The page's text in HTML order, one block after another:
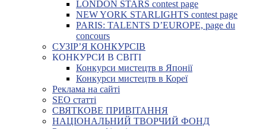
LONDON STARS contest page
NEW YORK STARLIGHTS contest page
PARIS: TALENTS D’EUROPE, page du
concours
СУЗІР’Я КОНКУРСІВ
КОНКУРСИ В СВІТІ
Конкурси мистецтв в Японії
Конкурси мистецтв в Кореї
Реклама на сайті
SEO статті
СВЯТКОВЕ ПРИВІТАННЯ
НАЦІОНАЛЬНИЙ ТВОРЧИЙ ФОНД